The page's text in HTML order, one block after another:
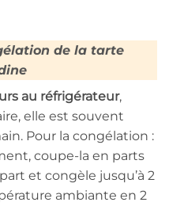
de la tarte
au réfrigérateur,
elle est souvent
Pour la congélation :
coupe-la en parts
et congèle jusqu’à 2
ambiante en 2